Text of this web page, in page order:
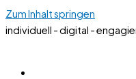
Zum Inhalt springen
individuell - digital -